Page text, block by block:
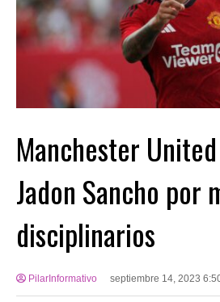
Manchester
Jadon Sancho por
disciplinarios
PilarInformativo septiembre 14, 2023